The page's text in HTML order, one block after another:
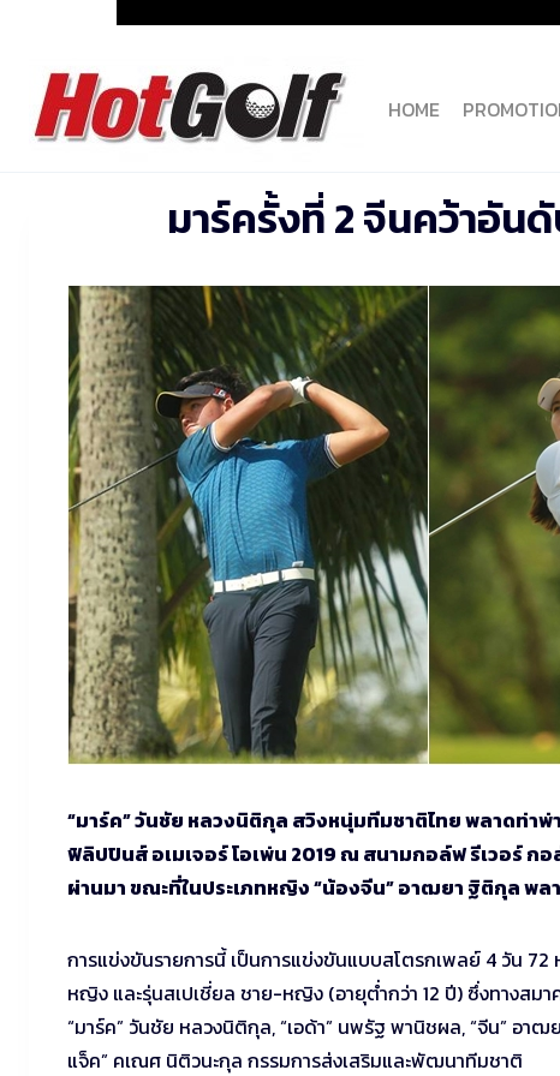
content
HOME
มาร์ครั้งที่ 2 จีนคว้าอัน
“มาร์ค” วันชัย หลวงนิติกุล สวิงหนุ่มทีมชาติไทย พลาดท่า
ฟิลิปปินส์ อเมเจอร์ โอเพ่น 2019 ณ สนามกอล์ฟ รีเวอร์
ผ่านมา ขณะที่ในประเภทหญิง “น้องจีน” อาฒยา ฐิติกุล พล
การแข่งขันรายการนี้ เป็นการแข่งขันแบบสโตรกเพลย์ 4 วัน
หญิง และรุ่นสเปเชี่ยล ชาย-หญิง (อายุต่ำกว่า 12 ปี) ซึ่งทางสม
“มาร์ค” วันชัย หลวงนิติกุล, “เอด้า” นพรัฐ พานิชผล, “จีน” อ
แจ็ค” คเณศ นิติวนะกุล กรรมการส่งเสริมและพัฒนาทีมชาติ